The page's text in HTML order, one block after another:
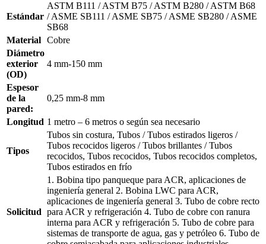
Estándar
ASTM B111 / ASTM B75 / ASTM B280 / ASTM B68
/ ASME SB111 / ASME SB75 / ASME SB280 / ASME
SB68
Material Cobre
Diámetro
exterior
(OD)
4 mm-150 mm
Espesor
de la
pared:
0,25 mm-8 mm
Longitud 1 metro – 6 metros o según sea necesario
Tipos
Tubos sin costura, Tubos / Tubos estirados ligeros /
Tubos recocidos ligeros / Tubos brillantes / Tubos
recocidos, Tubos recocidos, Tubos recocidos completos,
Tubos estirados en frío
Solicitud
1. Bobina tipo panqueque para ACR, aplicaciones de
ingeniería general 2. Bobina LWC para ACR,
aplicaciones de ingeniería general 3. Tubo de cobre recto
para ACR y refrigeración 4. Tubo de cobre con ranura
interna para ACR y refrigeración 5. Tubo de cobre para
sistemas de transporte de agua, gas y petróleo 6. Tubo de